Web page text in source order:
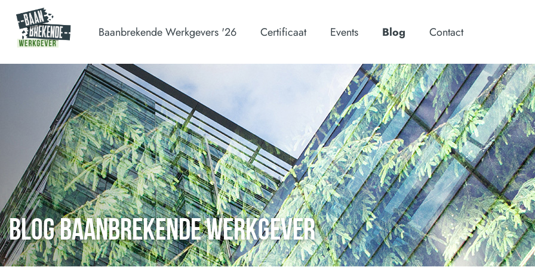
Baanbrekende Werkgevers '26 Certificaat Events Blog Contact
BLOG BAANBREKENDE WERKGEVER